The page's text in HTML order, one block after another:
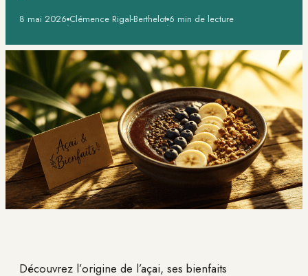
8 mai 2026·Clémence Rigal-Berthelot·6 min de lecture
Découvrez l’origine de l’açai, ses bienfaits